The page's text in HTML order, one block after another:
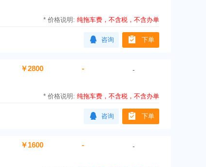
*价格说明:纯拖车费，不含税，不含办单
咨询 下单
￥2800 - -
*价格说明:纯拖车费，不含税，不含办单
咨询 下单
￥1600 - -